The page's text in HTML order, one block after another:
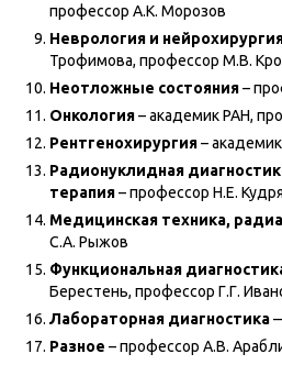
профессор А.К. Морозов
Неврология и
Трофимова, профессор М.В.
Неотложные состояния–
Онкология– академик РАН,
Рентгенохирургия–
Радионуклидная
терапия– профессор Н.Е.
Медицинская техника,
С.А. Рыжов
Функциональная
Берестень, профессор Г.Г.
Лабораторная диагностика
Разное – профессор А.В.